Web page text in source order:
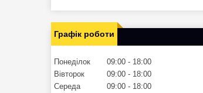
Графік роботи
Понеділок 09:00
18:00
Вівторок
09:00
18:00
Середа
09:00
18:00